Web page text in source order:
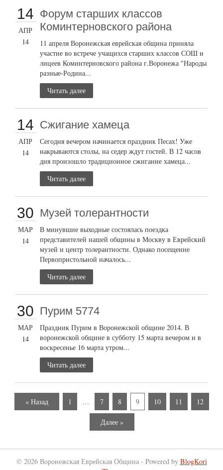
14
АПР
14
Форум старших классов
Коминтерновского района
11 апреля Воронежская еврейская община приняла
участие во встрече учащихся старших классов СОШ и
лицеев Коминтерновского района г.Воронежа "Народы
разные-Родина...
Читать далее
14
АПР
14
Сжигание хамеца
Сегодня вечером начинается праздник Песах! Уже
накрываются столы, на седер ждут гостей. В 12 часов
дня произошло традиционное сжигание хамеца...
Читать далее
30
МАР
14
Музей толерантности
В минувшие выходные состоялась поездка
представителей нашей общины в Москву в Еврейский
музей и центр толерантности. Однако посещение
Первопристольной началось...
Читать далее
30
МАР
14
Пурим 5774
Праздник Пурим в Воронежской общине 2014. В
воронежской общине в субботу 15 марта вечером и в
воскресенье 16 марта утром...
Читать далее
« Назад 1 … 7 8 9 10 11 12
Далее »
© 2026 Воронежская Еврейская Община - Powered by BlogKori